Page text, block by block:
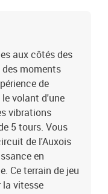
briefés pendant 20
: 5 tours sur le circuit
aux côtés des
moments
de
volant d'une
vibrations
5 tours. Vous
de l'Auxois
en
Ce terrain de jeu
la vitesse